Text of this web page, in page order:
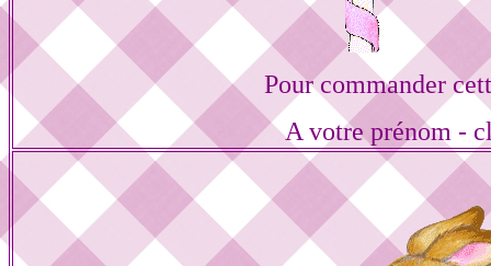
Pour commander
A votre prénom -